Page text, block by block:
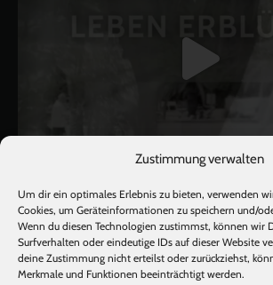
Zustimmung verwalten
Um dir ein optimales Erlebnis zu bieten, verwenden
Cookies, um Geräteinformationen zu speichern und/
Wenn du diesen Technologien zustimmst, können wir
Surfverhalten oder eindeutige IDs auf dieser Website
deine Zustimmung nicht erteilst oder zurückziehst,
Merkmale und Funktionen beeinträchtigt werden.
Mehr laden Auf Instagram